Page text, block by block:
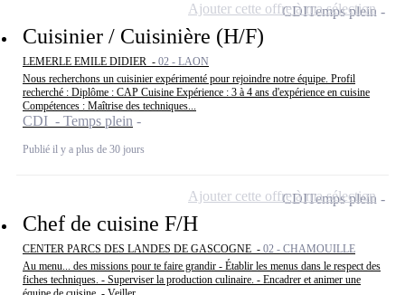
Cuisinier / Cuisinière (H/F)
LEMERLE EMILE DIDIER - 02 - LAON
Nous recherchons un cuisinier expérimenté pour rejoindre notre équipe. Profil
recherché : Diplôme : CAP Cuisine Expérience : 3 à 4 ans d'expérience en cuisine
Compétences : Maîtrise des techniques...
CDI - Temps plein
Publié il y a plus de 30 jours
CDITemps plein
Ajouter cette offre à ma sélection
Chef de cuisine F/H
CENTER PARCS DES LANDES DE GASCOGNE - 02 - CHAMOUILLE
Au menu... des missions pour te faire grandir - Établir les menus dans le respect des
fiches techniques. - Superviser la production culinaire. - Encadrer et animer une
CDITemps plein
Ajouter cette offre à ma sélection